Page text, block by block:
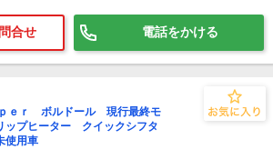
合せ 電話をかける
ｅｒ ボルドール 現行最終モ
プヒーター クイックシフタ
用車